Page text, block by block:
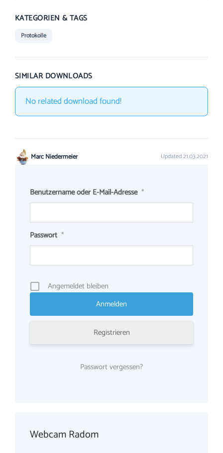
KATEGORIEN & TAGS
Protokolle
SIMILAR DOWNLOADS
No related download found!
Marc Niedermeier Updated 21.03.2021
Benutzername oder E-Mail-Adresse *
Passwort *
Angemeldet bleiben
Registrieren
Passwort vergessen?
Webcam Radom